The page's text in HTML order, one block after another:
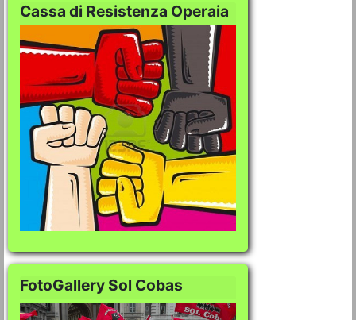
Cassa di Resistenza Operaia
FotoGallery Sol Cobas
FotoGallery Sol